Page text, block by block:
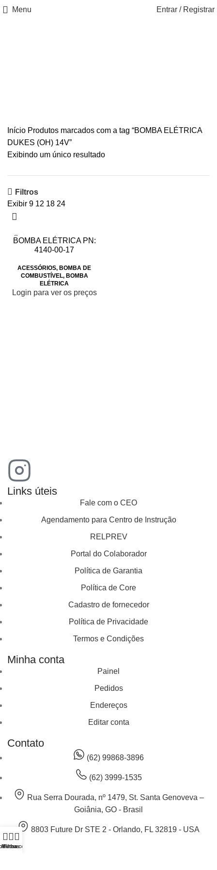
Menu Entrar / Registrar
Início Produtos marcados com a tag “BOMBA ELÉTRICA
DUKES (OH) 14V”
Exibindo um único resultado
Filtros
Exibir 9 12 18 24
BOMBA ELÉTRICA PN:
4140-00-17
ACESSÓRIOS, BOMBA DE
COMBUSTÍVEL, BOMBA
ELÉTRICA
Login para ver os preços
Links úteis
Fale com o CEO
Agendamento para Centro de Instrução
RELPREV
Portal do Colaborador
Política de Garantia
Política de Core
Cadastro de fornecedor
Política de Privacidade
Termos e Condições
Minha conta
Painel
Pedidos
Endereços
Editar conta
Contato
(62) 99868-3896
(62) 3999-1535
Rua Serra Dourada, nº 1479, St. Santa Genoveva –
Goiânia, GO - Brasil
8803 Future Dr STE 2 - Orlando, FL 32819 - USA
Filtros
Minha conta